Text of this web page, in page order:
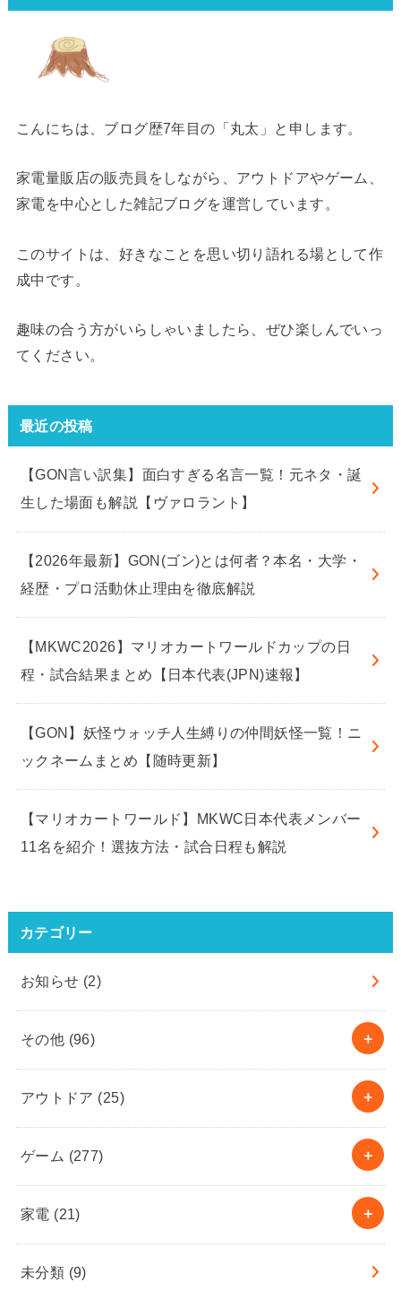
こんにちは、ブログ歴7年目の「丸太」と申します。
家電量販店の販売員をしながら、アウトドアやゲーム、
家電を中心とした雑記ブログを運営しています。
このサイトは、好きなことを思い切り語れる場として作
成中です。
趣味の合う方がいらしゃいましたら、ぜひ楽しんでいっ
てください。
最近の投稿
【GON言い訳集】面白すぎる名言一覧！元ネタ・誕
生した場面も解説【ヴァロラント】
【2026年最新】GON(ゴン)とは何者？本名・大学・
経歴・プロ活動休止理由を徹底解説
【MKWC2026】マリオカートワールドカップの日
程・試合結果まとめ【日本代表(JPN)速報】
【GON】妖怪ウォッチ人生縛りの仲間妖怪一覧！ニ
ックネームまとめ【随時更新】
【マリオカートワールド】MKWC日本代表メンバー
11名を紹介！選抜方法・試合日程も解説
カテゴリー
お知らせ (2)
その他 (96)
アウトドア (25)
ゲーム (277)
家電 (21)
未分類 (9)